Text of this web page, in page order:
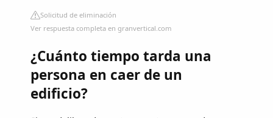
Solicitud de eliminación
Ver respuesta completa en granvertical.com
¿Cuánto tiempo tarda una
persona en caer de un
edificio?